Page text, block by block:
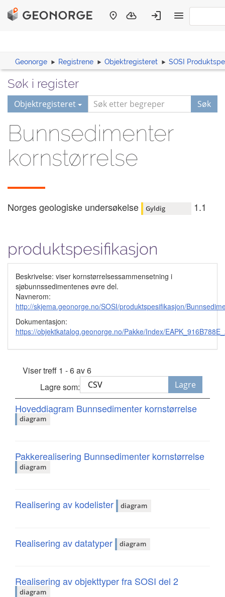
Geonorge Registrene Objektregisteret SOSI
Søk i register
Objektregisteret Søk
Bunnsedimenter
kornstørrelse
Norges geologiske undersøkelse Gyldig 1.1
produktspesifikasjon
Beskrivelse: viser kornstørrelsessammensetning i
sjøbunnssedimentenes øvre del.
Navnerom:
http://skjema.geonorge.no/SOSI/produktspesifikasjon/
Dokumentasjon:
https://objektkatalog.geonorge.no/Pakke/Index/
Viser treff 1 - 6 av 6
Lagre som:
Lagre
Hoveddiagram Bunnsedimenter kornstørrelse
diagram
Pakkerealisering Bunnsedimenter kornstørrelse
diagram
Realisering av kodelister diagram
Realisering av datatyper diagram
Realisering av objekttyper fra SOSI del 2
diagram